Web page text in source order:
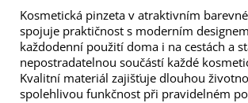
Kosmetická pinzeta v atraktivním
spojuje praktičnost s moderním
každodenní použití doma i na cestách a
nepostradatelnou součástí každé
Kvalitní materiál zajišťuje dlouhou
spolehlivou funkčnost při pravidelném